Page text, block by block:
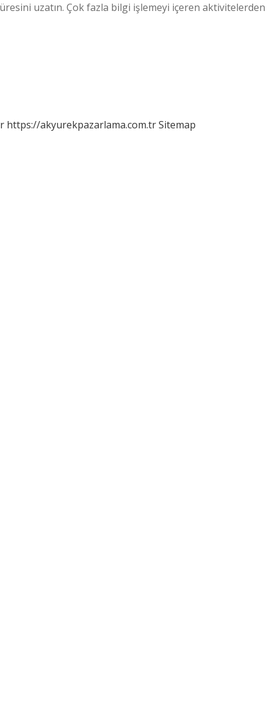
uzatın. Çok fazla bilgi işlemeyi içeren aktivitelerden
https://akyurekpazarlama.com.trSitemap